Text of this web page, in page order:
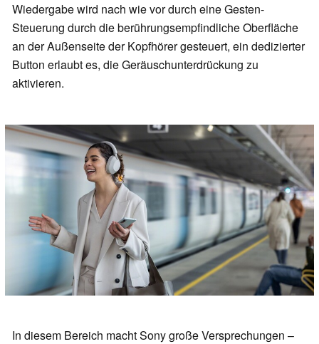
Wiedergabe wird nach wie vor durch eine Gesten-
Steuerung durch die berührungsempfindliche Oberfläche
an der Außenseite der Kopfhörer gesteuert, ein dedizierter
Button erlaubt es, die Geräuschunterdrückung zu
aktivieren.
In diesem Bereich macht Sony große Versprechungen –